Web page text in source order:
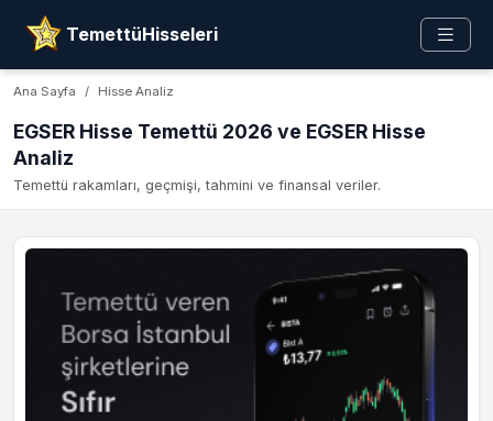
TemettüHisseleri
Ana Sayfa Hisse Analiz
EGSER Hisse Temettü 2026 ve EGSER Hisse
Analiz
Temettü rakamları, geçmişi, tahmini ve finansal veriler.